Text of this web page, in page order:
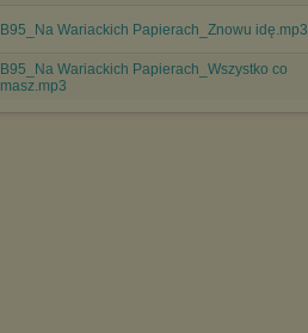
B95_Na Wariackich Papierach_Znowu idę.mp3
B95_Na Wariackich Papierach_Wszystko co
masz.mp3